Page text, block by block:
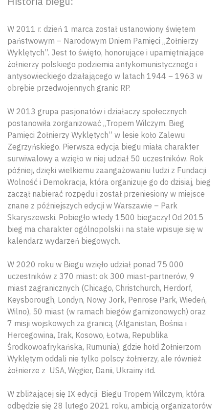
W 2011 r. dzień 1 marca został ustanowiony świętem
państwowym – Narodowym Dniem Pamięci „Żołnierzy
Wyklętych”. Jest to święto, honorujące i upamiętniające
żołnierzy polskiego podziemia antykomunistycznego i
antysowieckiego działającego w latach 1944 – 1963 w
obrębie przedwojennych granic RP.
W 2013 grupa pasjonatów i działaczy społecznych
postanowiła zorganizować „Tropem Wilczym. Bieg
Pamięci Żołnierzy Wyklętych” w lesie koło Zalewu
Zegrzyńskiego. Pierwsza edycja biegu miała charakter
surwiwalowy a wzięło w niej udział 50 uczestników. Rok
później, dzięki wielkiemu zaangażowaniu ludzi z Fundacji
Wolność i Demokracja, która organizuje go do dzisiaj, bieg
zaczął nabierać rozpędu i został przeniesiony w miejsce
znane z późniejszych edycji w Warszawie – Park
Skaryszewski. Pobiegło wtedy 1500 biegaczy! Od 2015
bieg ma charakter ogólnopolski i na stałe wpisuje się w
kalendarz wydarzeń biegowych.
W 2020 roku w Biegu wzięło udział ponad 75 000
uczestników z 370 miast: ok 300 miast-partnerów, 9
miast zagranicznych (Chicago, Christchurch, Herdorf,
Keysborough, Londyn, Nowy Jork, Penrose Park, Wiedeń,
Wilno), 50 miast (w ramach biegów garnizonowych) oraz
7 misji wojskowych za granicą (Afganistan, Bośnia i
Hercegowina, Irak, Kosowo, Łotwa, Republika
Środkowoafrykańska, Rumunia), gdzie hołd Żołnierzom
Wyklętym oddali nie tylko polscy żołnierzy, ale również
żołnierze z USA, Węgier, Danii, Ukrainy itd.
W zbliżającej się IX edycji Biegu Tropem Wilczym, która
odbędzie się 28 lutego 2021 roku, ambicją organizatorów